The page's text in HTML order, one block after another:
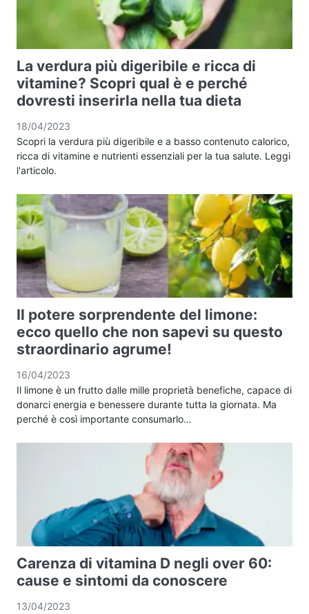
La verdura più digeribile e ricca di
vitamine? Scopri qual è e perché
dovresti inserirla nella tua dieta
18/04/2023
Scopri la verdura più digeribile e a basso contenuto calorico,
ricca di vitamine e nutrienti essenziali per la tua salute. Leggi
l'articolo.
Il potere sorprendente del limone:
ecco quello che non sapevi su questo
straordinario agrume!
16/04/2023
Il limone è un frutto dalle mille proprietà benefiche, capace di
donarci energia e benessere durante tutta la giornata. Ma
perché è così importante consumarlo…
Carenza di vitamina D negli over 60:
cause e sintomi da conoscere
13/04/2023